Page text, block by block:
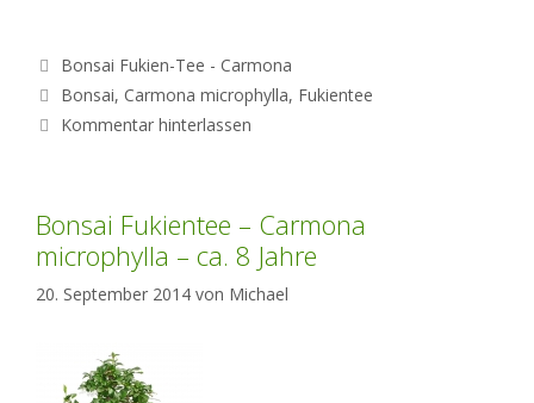
Kategorien
Bonsai Fukien-Tee - Carmona
Schlagwörter
Bonsai, Carmona microphylla, Fukientee
Kommentar hinterlassen
Bonsai Fukientee – Carmona
microphylla – ca. 8 Jahre
20. September 2014 von Michael